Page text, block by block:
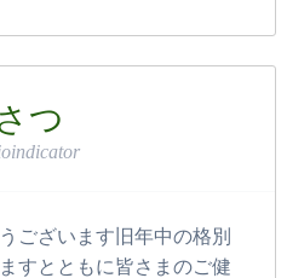
つ
ございます旧年中の格別
すとともに皆さまのご健